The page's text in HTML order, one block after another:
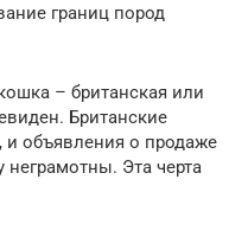
границ пород
– британская или
Британские
объявления о продаже
неграмотны. Эта черта